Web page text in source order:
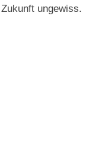
ungewiss.